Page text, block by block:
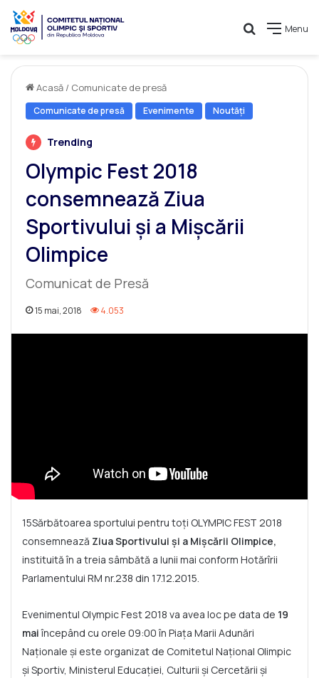
Menu
Caută
Acasă / Comunicate de presă
Comunicate de presă Evenimente Noutăți
Trending
Olympic Fest 2018
consemnează Ziua
Sportivului și a Mișcării
Olimpice
Comunicat de Presă
15 mai, 2018 4.053
15Sărbătoarea sportului pentru toți OLYMPIC FEST 2018
consemnează Ziua Sportivului și a Mișcării Olimpice,
instituită în a treia sâmbătă a lunii mai conform Hotărîrii
Parlamentului RM nr.238 din 17.12.2015.
Evenimentul Olympic Fest 2018 va avea loc pe data de 19
maiîncepând cu orele 09:00 în Piața Marii Adunări
Naționale și este organizat de Comitetul Național Olimpic
și Sportiv, Ministerul Educației, Culturii și Cercetării și